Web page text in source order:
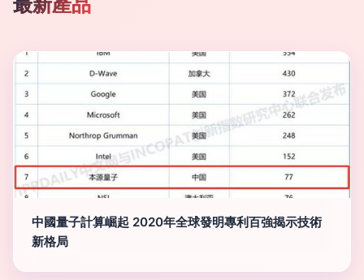
中國量子計算崛起 2020年全球發明專利百強揭示技術
新格局